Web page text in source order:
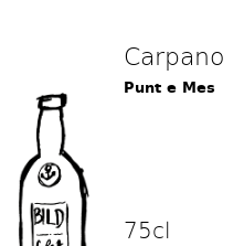
Carpano
Punt e Mes
75cl